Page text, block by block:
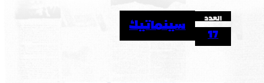
العدد
17
سينماتيك